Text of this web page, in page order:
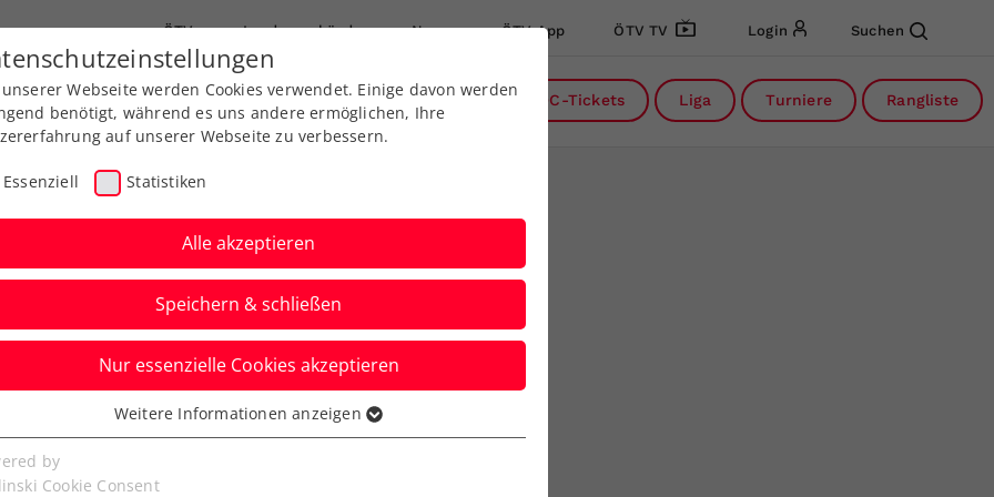
ÖTV Landesverbände News ÖTV App ÖTV TV Login Suchen
Ausbildung Services Über uns DC-Tickets Liga Turniere Rangliste
Cup Österreich –
erhältlich
Webseite werden Cookies verwendet. Einige davon werden
benötigt, während es uns andere ermöglichen, Ihre
auf unserer Webseite zu verbessern.
Essenziell Statistiken
Alle akzeptieren
Speichern & schließen
Nur essenzielle Cookies akzeptieren
Cookies werden für grundlegende Funktionen der
benötigt. Dadurch ist gewährleistet, dass die Webseite
Weitere Informationen anzeigen
by
Cookie Consent